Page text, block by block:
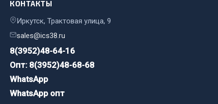
Запчасти Урал
Двигатель
Мост задний
Система питания
Система выпуска газа
Система охлаждения
КОНТАКТЫ
Иркутск, Трактовая улица, 9
sales@ics38.ru
8(3952)48-64-16
Опт: 8(3952)48-68-68
WhatsApp
WhatsApp опт